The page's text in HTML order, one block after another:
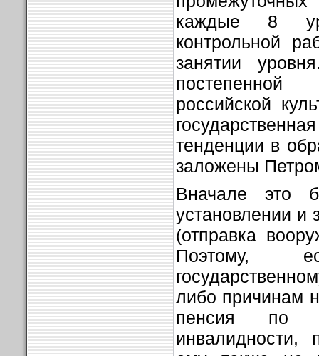
каждые 8
контрольной
занятии
российской
тенденции в
заложены
Вначале это
установлении и
(отправка
Поэтому,
либо причинам
пенсия по
инвалидности,